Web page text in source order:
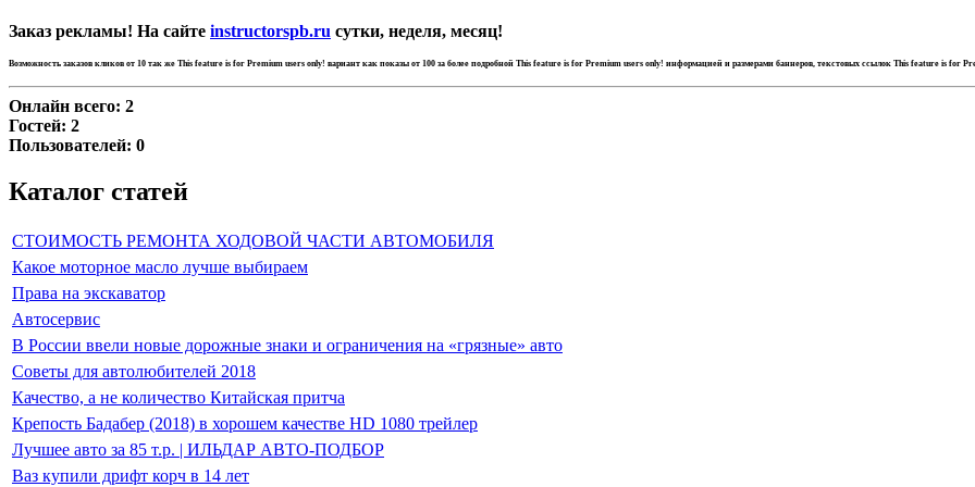
Заказ рекламы! На сайте instructorspb.ru сутки, неделя, месяц!
Возможность заказов кликов от 10 так же This feature is for Premium users only! вариант как показы от 100 за более подробной This feature is for Premium users only! информацией и размерами баннеров, текстовых ссылок This feature is for
Онлайн всего: 2
Гостей: 2
Пользователей: 0
Каталог статей
СТОИМОСТЬ РЕМОНТА ХОДОВОЙ ЧАСТИ АВТОМОБИЛЯ
Какое моторное масло лучше выбираем
Права на экскаватор
Автосервис
В России ввели новые дорожные знаки и ограничения на «грязные» авто
Советы для автолюбителей 2018
Качество, а не количество Китайская притча
Крепость Бадабер (2018) в хорошем качестве HD 1080 трейлер
Лучшее авто за 85 т.р. | ИЛЬДАР АВТО-ПОДБОР
Ваз купили дрифт корч в 14 лет